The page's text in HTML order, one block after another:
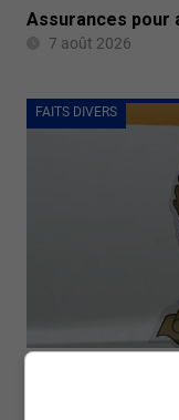
Assurances pour
7 août 2026
FAITS DIVERS